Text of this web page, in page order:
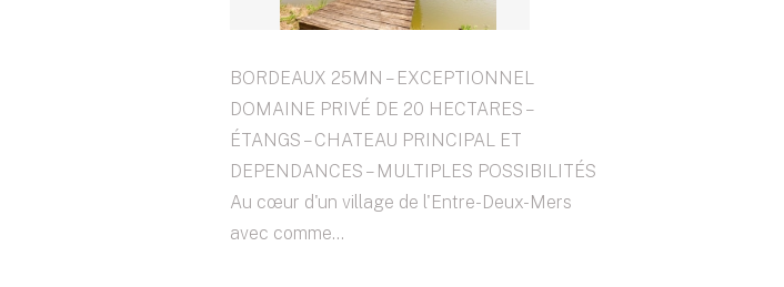
BORDEAUX 25MN – EXCEPTIONNEL
DOMAINE PRIVÉ DE 20 HECTARES –
ÉTANGS – CHATEAU PRINCIPAL ET
DEPENDANCES – MULTIPLES POSSIBILITÉS
Au cœur d'un village de l'Entre-Deux-Mers
avec comme...